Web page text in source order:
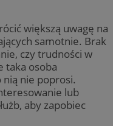
większą uwagę na
samotnie. Brak
czy trudności w
taka osoba
nie poprosi.
lub
aby zapobiec